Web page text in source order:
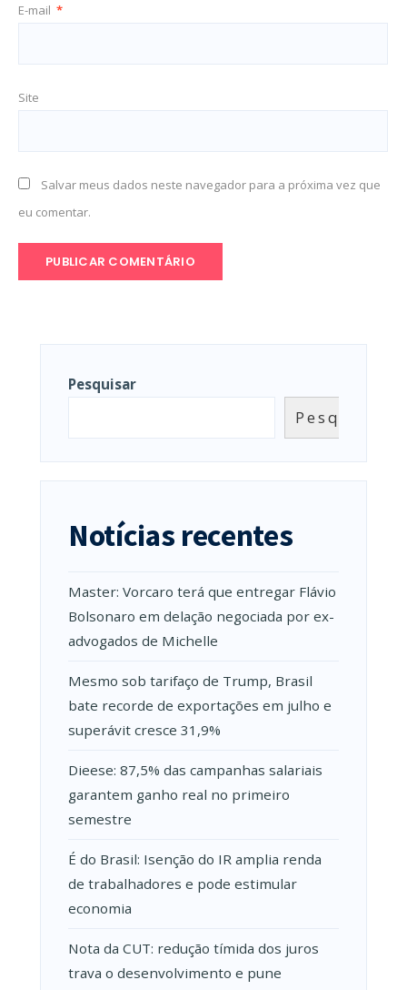
E-mail *
Site
Salvar meus dados neste navegador para a próxima vez que
eu comentar.
Pesquisar
Pesquisar
Notícias recentes
Master: Vorcaro terá que entregar Flávio
Bolsonaro em delação negociada por ex-
advogados de Michelle
Mesmo sob tarifaço de Trump, Brasil
bate recorde de exportações em julho e
superávit cresce 31,9%
Dieese: 87,5% das campanhas salariais
garantem ganho real no primeiro
semestre
É do Brasil: Isenção do IR amplia renda
de trabalhadores e pode estimular
economia
Nota da CUT: redução tímida dos juros
trava o desenvolvimento e pune